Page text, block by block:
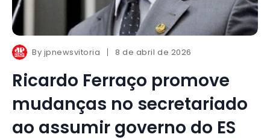
By jpnewsvitoria 8 de abril de 2026
Ricardo Ferraço promove
mudanças no secretariado
ao assumir governo do ES